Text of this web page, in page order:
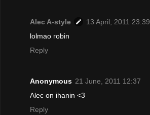
Alec A-style
13 April, 2011 23:39
lolmao robin
Reply
Anonymous 21 June, 2011 12:37
Alec on ihanin <3
Reply